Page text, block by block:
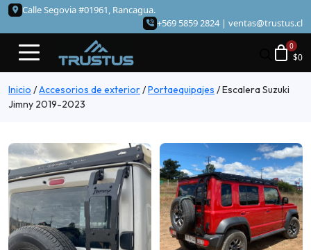
Calle Segovia #01961, Rancagua.
+569 5859 2824 | ventas@trustus.cl
$0
Inicio /Accesorios de exterior/Portaequipajes /Escalera Suzuki
Jimny 2019-2023